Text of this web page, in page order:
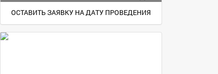
ОСТАВИТЬ ЗАЯВКУ НА ДАТУ ПРОВЕДЕНИЯ